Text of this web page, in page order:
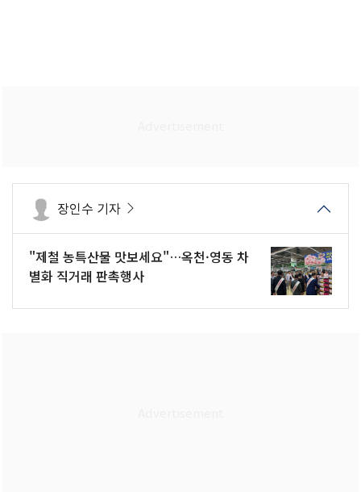
장인수 기자
"제철 농특산물 맛보세요"…옥천·영동 차
별화 직거래 판촉행사